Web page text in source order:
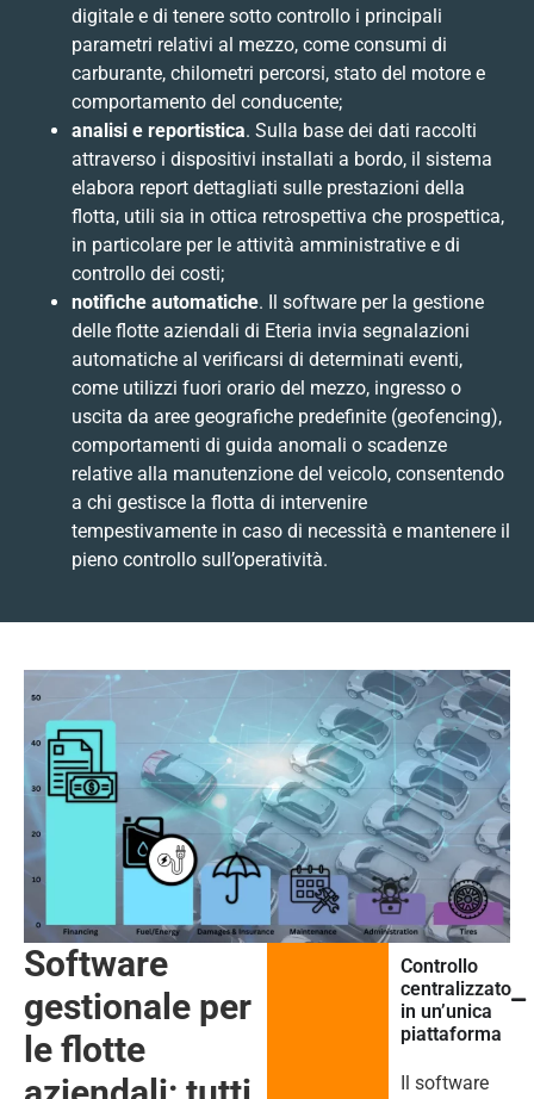
digitale e di tenere sotto controllo i principali
parametri relativi al mezzo, come consumi di
carburante, chilometri percorsi, stato del motore e
comportamento del conducente;
analisi e reportistica. Sulla base dei dati raccolti
attraverso i dispositivi installati a bordo, il sistema
elabora report dettagliati sulle prestazioni della
flotta, utili sia in ottica retrospettiva che prospettica,
in particolare per le attività amministrative e di
controllo dei costi;
notifiche automatiche. Il software per la gestione
delle flotte aziendali di Eteria invia segnalazioni
automatiche al verificarsi di determinati eventi,
come utilizzi fuori orario del mezzo, ingresso o
uscita da aree geografiche predefinite (geofencing),
comportamenti di guida anomali o scadenze
relative alla manutenzione del veicolo, consentendo
a chi gestisce la flotta di intervenire
tempestivamente in caso di necessità e mantenere il
pieno controllo sull’operatività.
Software
gestionale per
le flotte
Controllo
centralizzato
in un’unica
piattaforma
Il software